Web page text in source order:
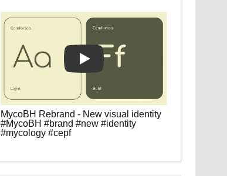
Play
MycoBH Rebrand - New visual identity
#MycoBH #brand #new #identity
#mycology #cepf